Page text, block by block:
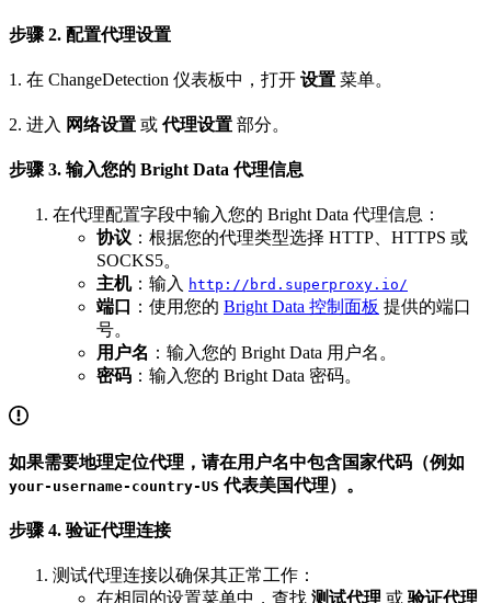
步骤 2. 配置代理设置
1. 在 ChangeDetection 仪表板中，打开 设置 菜单。
2. 进入 网络设置 或代理设置 部分。
步骤 3. 输入您的 Bright Data 代理信息
在代理配置字段中输入您的 Bright Data 代理信息：
协议 ：根据您的代理类型选择 HTTP、HTTPS 或
SOCKS5。
主机：输入 http://brd.superproxy.io/
端口 ：使用您的 Bright Data 控制面板 提供的端口
号。
用户名 ：输入您的 Bright Data 用户名。
密码 ：输入您的 Bright Data 密码。
如果需要地理定位代理，请在用户名中包含国家代码（例如
your-username-country-US 代表美国代理）。
步骤 4. 验证代理连接
测试代理连接以确保其正常工作：
在相同的设置菜单中，查找 测试代理 或 验证代理